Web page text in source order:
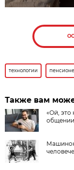
технологии
Также вам
«Ой, это